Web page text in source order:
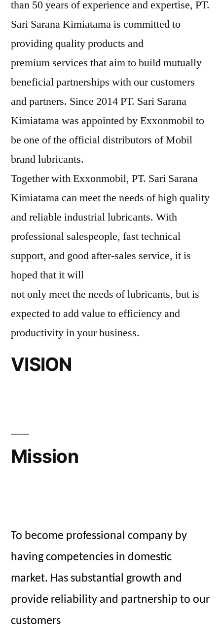
than 50 years of experience and expertise, PT.
Sari Sarana Kimiatama is committed to
providing quality products and
premium services that aim to build mutually
beneficial partnerships with our customers
and partners. Since 2014 PT. Sari Sarana
Kimiatama was appointed by Exxonmobil to
be one of the official distributors of Mobil
brand lubricants.
Together with Exxonmobil, PT. Sari Sarana
Kimiatama can meet the needs of high quality
and reliable industrial lubricants. With
professional salespeople, fast technical
support, and good after-sales service, it is
hoped that it will
not only meet the needs of lubricants, but is
expected to add value to efficiency and
productivity in your business.
VISION
Mission
To become professional company by
having competencies in domestic
market. Has substantial growth and
provide reliability and partnership to our
customers